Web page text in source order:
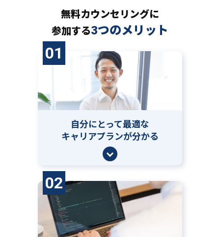
無料カウンセリングに
参加する3つのメリット
01
自分にとって最適な
キャリアプランが分かる
02